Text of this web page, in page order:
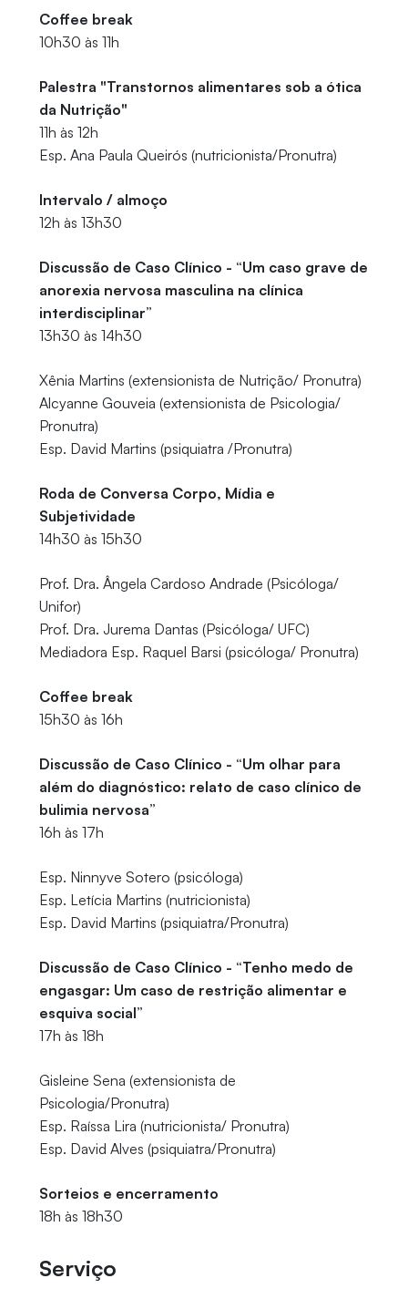
Coffee break
10h30 às 11h
Palestra "Transtornos alimentares sob a ótica
da Nutrição"
11h às 12h
Esp. Ana Paula Queirós (nutricionista/Pronutra)
Intervalo / almoço
12h às 13h30
Discussão de Caso Clínico - “Um caso grave de
anorexia nervosa masculina na clínica
interdisciplinar”
13h30 às 14h30
Xênia Martins (extensionista de Nutrição/ Pronutra)
Alcyanne Gouveia (extensionista de Psicologia/
Pronutra)
Esp. David Martins (psiquiatra /Pronutra)
Roda de Conversa Corpo, Mídia e
Subjetividade
14h30 às 15h30
Prof. Dra. Ângela Cardoso Andrade (Psicóloga/
Unifor)
Prof. Dra. Jurema Dantas (Psicóloga/ UFC)
Mediadora Esp. Raquel Barsi (psicóloga/ Pronutra)
Coffee break
15h30 às 16h
Discussão de Caso Clínico - “Um olhar para
além do diagnóstico: relato de caso clínico de
bulimia nervosa”
16h às 17h
Esp. Ninnyve Sotero (psicóloga)
Esp. Letícia Martins (nutricionista)
Esp. David Martins (psiquiatra/Pronutra)
Discussão de Caso Clínico - “Tenho medo de
engasgar: Um caso de restrição alimentar e
esquiva social”
17h às 18h
Gisleine Sena (extensionista de
Psicologia/Pronutra)
Esp. Raíssa Lira (nutricionista/ Pronutra)
Esp. David Alves (psiquiatra/Pronutra)
Sorteios e encerramento
18h às 18h30
Serviço